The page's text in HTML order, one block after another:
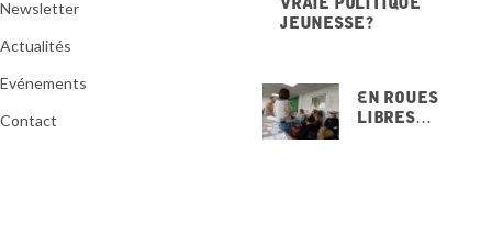
Newsletter
Actualités
Evénements
Contact
jeunesse ?
En Roues
Libres…